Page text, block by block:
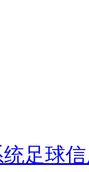
足球